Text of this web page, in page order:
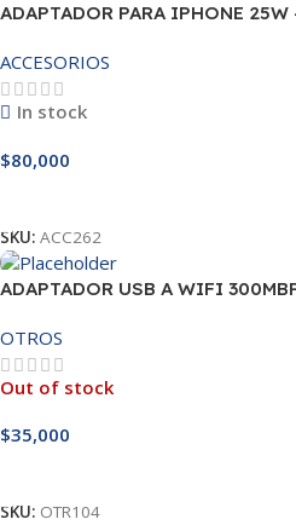
ADAPTADOR PARA IPHONE
ACCESORIOS
In stock
$80,000
SKU: ACC262
ADAPTADOR USB A WIFI
OTROS
Out of stock
$35,000
SKU: OTR104